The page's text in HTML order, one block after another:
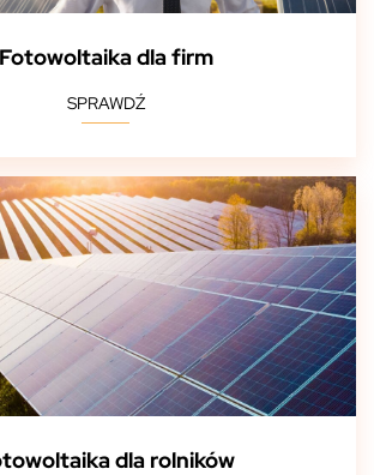
Fotowoltaika dla firm
SPRAWDŹ
dla rolników